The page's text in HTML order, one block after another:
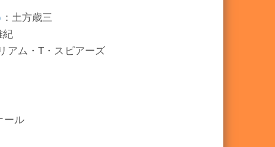
：土方歳三
紀
アム・T・スピアーズ
ール